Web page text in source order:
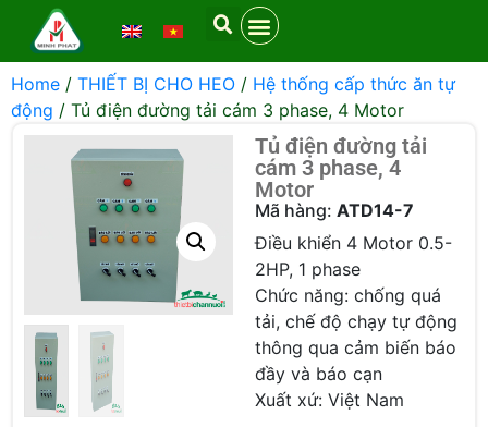
Home / THIẾT BỊ CHO HEO / Hệ thống cấp thức ăn tự
động / Tủ điện đường tải cám 3 phase, 4 Motor
Tủ điện đường tải
cám 3 phase, 4
Motor
Mã hàng: ATD14-7
Điều khiển 4 Motor 0.5-
2HP, 1 phase
Chức năng: chống quá
tải, chế độ chạy tự động
thông qua cảm biến báo
đầy và báo cạn
Xuất xứ: Việt Nam